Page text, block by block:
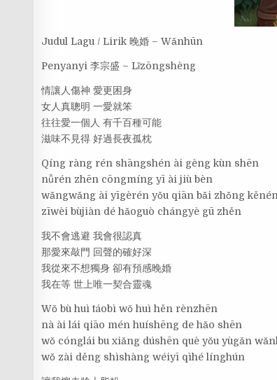
Judul Lagu / Lirik 晚婚 – Wǎnhūn
Penyanyi 李宗盛 – Lǐzōngshèng
情讓人傷神 愛更困身
女人真聰明 一愛就笨
往往愛一個人 有千百種可能
滋味不見得 好過長夜孤枕
Qíng ràng rén shāngshén ài gèng kùn shēn
nǚrén zhēn cōngmíng yī ài jiù bèn
wǎngwǎng ài yīgèrén yǒu qiān bǎi zhǒng
zīwèi bùjiàn dé hǎoguò chángyè gū zhěn
我不會逃避 我會很認真
那愛來敲門 回聲的確好深
我從來不想獨身 卻有預感晚婚
我在等 世上唯一契合靈魂
Wǒ bù huì táobì wǒ huì hěn rènzhēn
nà ài lái qiāo mén huíshēng de hǎo shēn
wǒ cónglái bu xiǎng dúshēn què yǒu yùgǎn
wǒ zài děng shìshàng wéiyī qìhé línghún